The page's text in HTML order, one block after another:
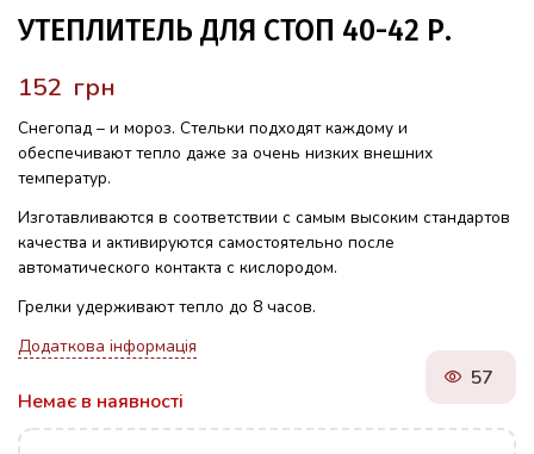
УТЕПЛИТЕЛЬ ДЛЯ СТОП 40-42 Р.
грн
Снегопад – и мороз. Стельки подходяткаждому и
обеспечивают тепло даже за очень низких внешних
температур.
Изготавливаются в соответствии с самым высоким стандартов
качества и активируются самостоятельно после
автоматического контакта с кислородом.
Грелки удерживают тепло до 8 часов.
Додаткова інформація
Немає в наявності
57